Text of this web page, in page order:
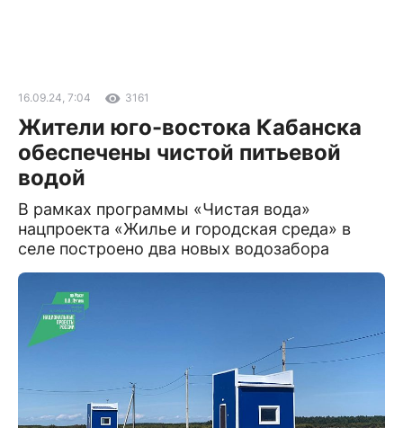
16.09.24, 7:04 3161
Жители юго-востока Кабанска
обеспечены чистой питьевой
водой
В рамках программы «Чистая вода»
нацпроекта «Жилье и городская среда» в
селе построено два новых водозабора